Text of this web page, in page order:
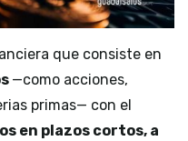
que consiste en
—como acciones,
primas— con el
en plazos cortos, a